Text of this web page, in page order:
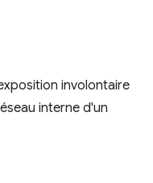
involontaire
interne d'un